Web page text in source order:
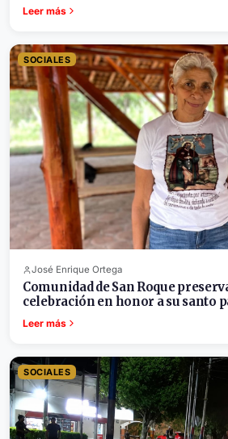
Leer más
SOCIALES
José Enrique Ortega
Comunidad de San Roque
celebración en honor a su santo
Leer más
SOCIALES